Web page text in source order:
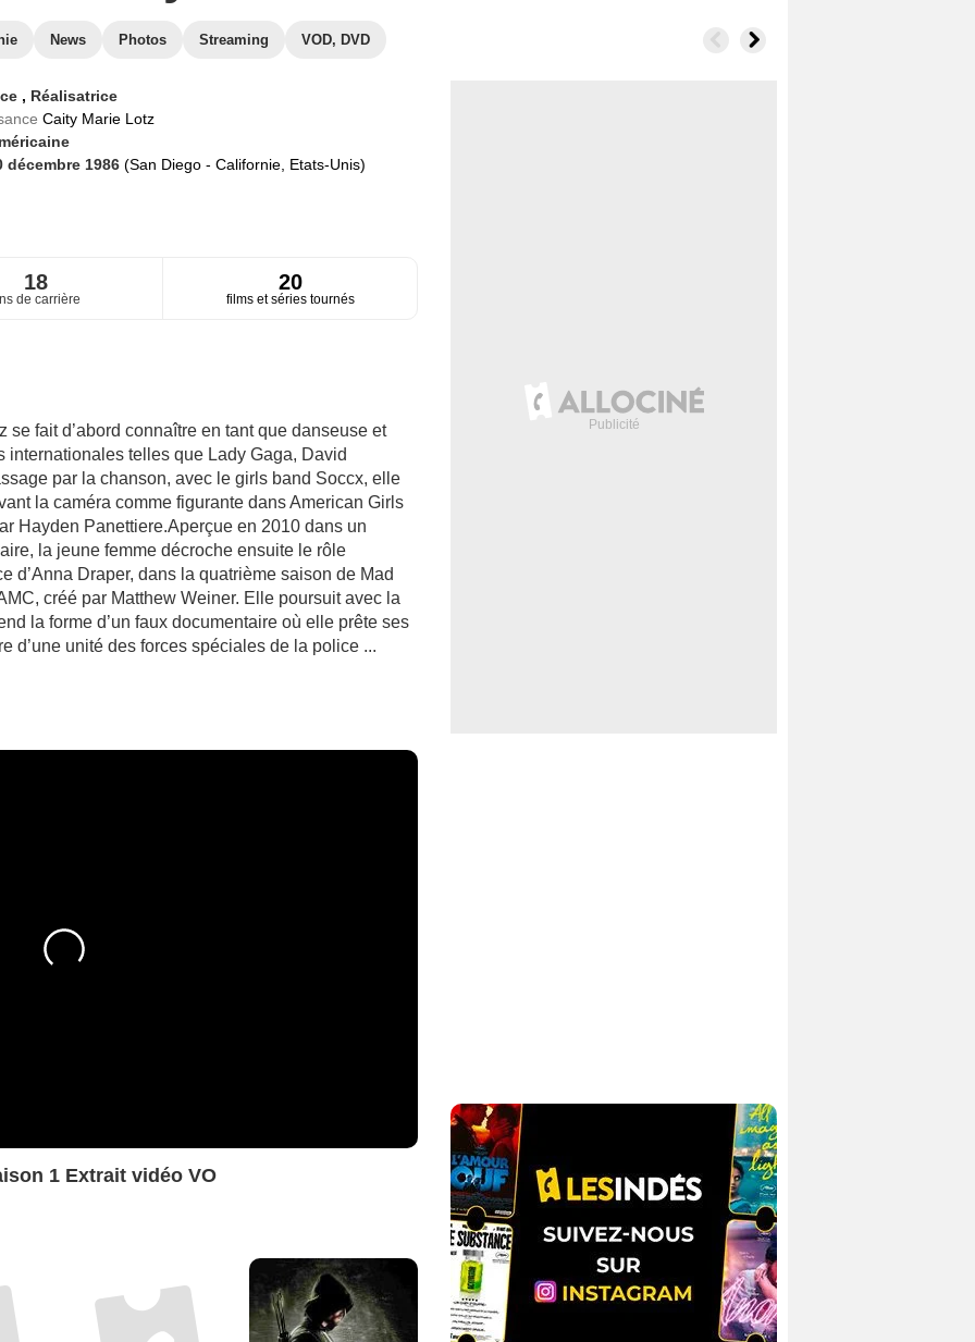
News Photos Streaming VOD, DVD
, Réalisatrice
Caity Marie Lotz
décembre 1986 (San Diego - Californie, Etats-Unis)
18
de carrière
20
films et séries tournés
fait d’abord connaître en tant que danseuse et
internationales telles que Lady Gaga, David
par la chanson, avec le girls band Soccx, elle
la caméra comme figurante dans American Girls
Hayden Panettiere.Aperçue en 2010 dans un
la jeune femme décroche ensuite le rôle
d’Anna Draper, dans la quatrième saison de Mad
créé par Matthew Weiner. Elle poursuit avec la
la forme d’un faux documentaire où elle prête ses
d’une unité des forces spéciales de la police ...
1 Extrait vidéo VO